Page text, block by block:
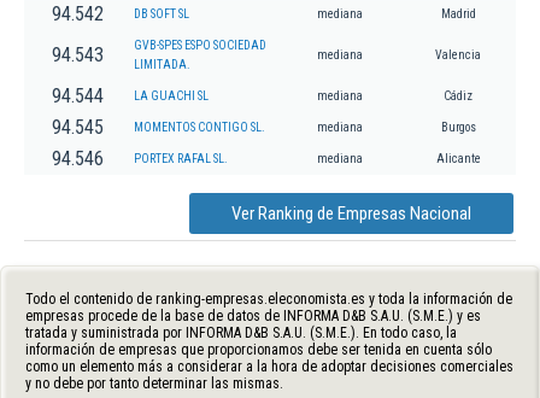
94.542 DB SOFT SL mediana Madrid
94.543
GVB-SPES ESPO SOCIEDAD
LIMITADA.
mediana Valencia
94.544 LA GUACHI SL mediana Cádiz
94.545 MOMENTOS CONTIGO SL. mediana Burgos
94.546 PORTEX RAFAL SL. mediana Alicante
Ver Ranking de Empresas Nacional
Todo el contenido de ranking-empresas.eleconomista.es y toda la información de
empresas procede de la base de datos de INFORMA D&B S.A.U. (S.M.E.) y es
tratada y suministrada por INFORMA D&B S.A.U. (S.M.E.). En todo caso, la
información de empresas que proporcionamos debe ser tenida en cuenta sólo
como un elemento más a considerar a la hora de adoptar decisiones comerciales
y no debe por tanto determinar las mismas.